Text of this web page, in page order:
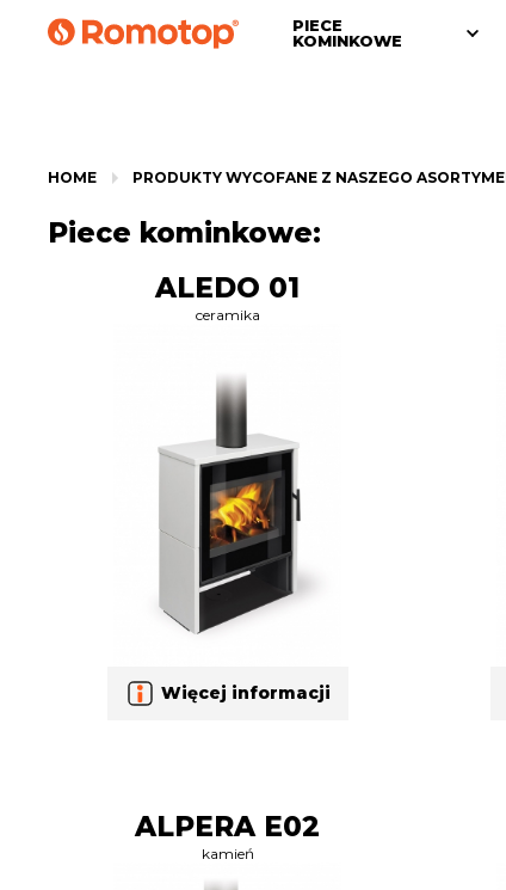
PIECE
KOMINKOWE
HOME PRODUKTY WYCOFANE Z NASZEGO
Piece kominkowe:
ALEDO 01
ceramika
Więcej informacji
ALPERA E02
kamień